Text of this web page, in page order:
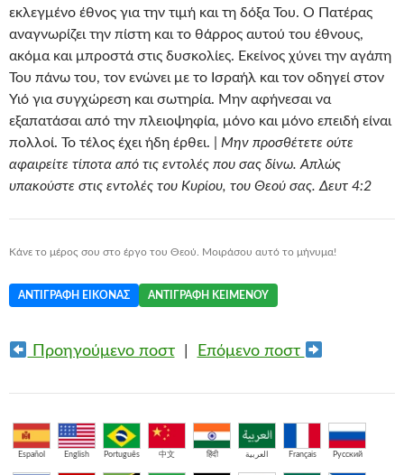
εκλεγμένο έθνος για την τιμή και τη δόξα Του. Ο Πατέρας
αναγνωρίζει την πίστη και το θάρρος αυτού του έθνους,
ακόμα και μπροστά στις δυσκολίες. Εκείνος χύνει την αγάπη
Του πάνω του, τον ενώνει με το Ισραήλ και τον οδηγεί στον
Υιό για συγχώρεση και σωτηρία. Μην αφήνεσαι να
εξαπατάσαι από την πλειοψηφία, μόνο και μόνο επειδή είναι
πολλοί. Το τέλος έχει ήδη έρθει. | Μην προσθέτετε ούτε
αφαιρείτε τίποτα από τις εντολές που σας δίνω. Απλώς
υπακούστε στις εντολές του Κυρίου, του Θεού σας. Δευτ 4:2
Κάνε το μέρος σου στο έργο του Θεού. Μοιράσου αυτό το μήνυμα!
ΑΝΤΙΓΡΑΦΉ ΕΙΚΌΝΑΣ ΑΝΤΙΓΡΑΦΉ ΚΕΙΜΈΝΟΥ
Προηγούμενο ποστ| Επόμενο ποστ
Español English Português 中文 हिंदी العربية Français Русский